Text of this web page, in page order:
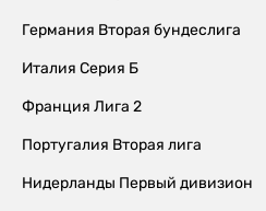
Германия Вторая бундеслига
Италия Серия Б
Франция Лига 2
Португалия Вторая лига
Нидерланды Первый дивизион